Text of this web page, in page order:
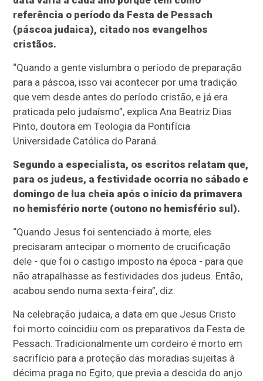
referência o período da Festa de Pessach
(páscoa judaica), citado nos evangelhos
cristãos.
“Quando a gente vislumbra o período de preparação
para a páscoa, isso vai acontecer por uma tradição
que vem desde antes do período cristão, e já era
praticada pelo judaísmo”, explica Ana Beatriz Dias
Pinto, doutora em Teologia da Pontifícia
Universidade Católica do Paraná.
Segundo a especialista, os escritos relatam que,
para os judeus, a festividade ocorria no sábado e
domingo de lua cheia após o início da primavera
no hemisfério norte (outono no hemisfério sul).
“Quando Jesus foi sentenciado à morte, eles
precisaram antecipar o momento de crucificação
dele - que foi o castigo imposto na época - para que
não atrapalhasse as festividades dos judeus. Então,
acabou sendo numa sexta-feira”, diz.
Na celebração judaica, a data em que Jesus Cristo
foi morto coincidiu com os preparativos da Festa de
Pessach. Tradicionalmente um cordeiro é morto em
sacrifício para a proteção das moradias sujeitas à
décima praga no Egito, que previa a descida do anjo